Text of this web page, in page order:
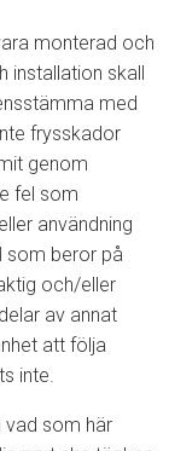
monterad och
installation skall
med
frysskador
genom
fel som
användning
som beror på
och/eller
av annat
att följa
inte.
vad som här